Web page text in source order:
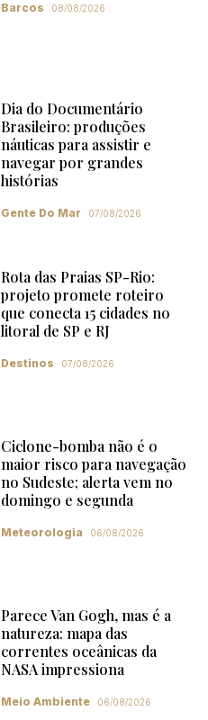
Barcos 08/08/2026
Dia do Documentário
Brasileiro: produções
náuticas para assistir e
navegar por grandes
histórias
Gente Do Mar 07/08/2026
Rota das Praias SP-Rio:
projeto promete roteiro
que conecta 15 cidades no
litoral de SP e RJ
Destinos 07/08/2026
Ciclone-bomba não é o
maior risco para navegação
no Sudeste; alerta vem no
domingo e segunda
Meteorologia 06/08/2026
Parece Van Gogh, mas é a
natureza: mapa das
correntes oceânicas da
NASA impressiona
Meio Ambiente 06/08/2026